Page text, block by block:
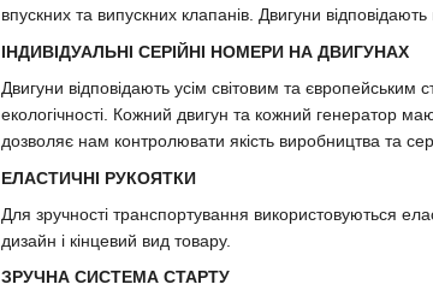
впускних та випускних клапанів. Двигуни
ІНДИВІДУАЛЬНІ СЕРІЙНІ НОМЕРИ НА ДВИГУНАХ
Двигуни відповідають усім світовим та європейським
екологічності. Кожний двигун та кожний генератор
дозволяє нам контролювати якість виробництва та
ЕЛАСТИЧНІ РУКОЯТКИ
Для зручності транспортування використовуються
дизайн і кінцевий вид товару.
ЗРУЧНА СИСТЕМА СТАРТУ